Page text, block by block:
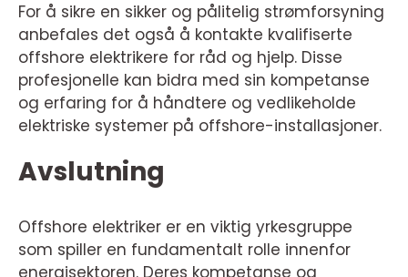
For å sikre en sikker og pålitelig strømforsyning
anbefales det også å kontakte kvalifiserte
offshore elektrikere for råd og hjelp. Disse
profesjonelle kan bidra med sin kompetanse
og erfaring for å håndtere og vedlikeholde
elektriske systemer på offshore-installasjoner.
Avslutning
Offshore elektriker er en viktig yrkesgruppe
som spiller en fundamentalt rolle innenfor
energisektoren. Deres kompetanse og